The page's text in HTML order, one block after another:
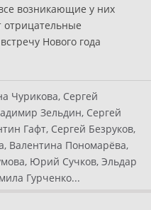
возникающие у них
отрицательные
Нового года
Чурикова, Сергей
Зельдин, Сергей
Гафт, Сергей Безруков,
Валентина Пономарёва,
Юрий Сучков, Эльдар
Гурченко...